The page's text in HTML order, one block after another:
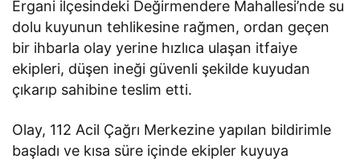
Ergani ilçesindeki Değirmendere Mahallesi’nde su
dolu kuyunun tehlikesine rağmen, ordan geçen
bir ihbarla olay yerine hızlıca ulaşan itfaiye
ekipleri, düşen ineği güvenli şekilde kuyudan
çıkarıp sahibine teslim etti.
Olay, 112 Acil Çağrı Merkezine yapılan bildirimle
başladı ve kısa süre içinde ekipler kuyuya